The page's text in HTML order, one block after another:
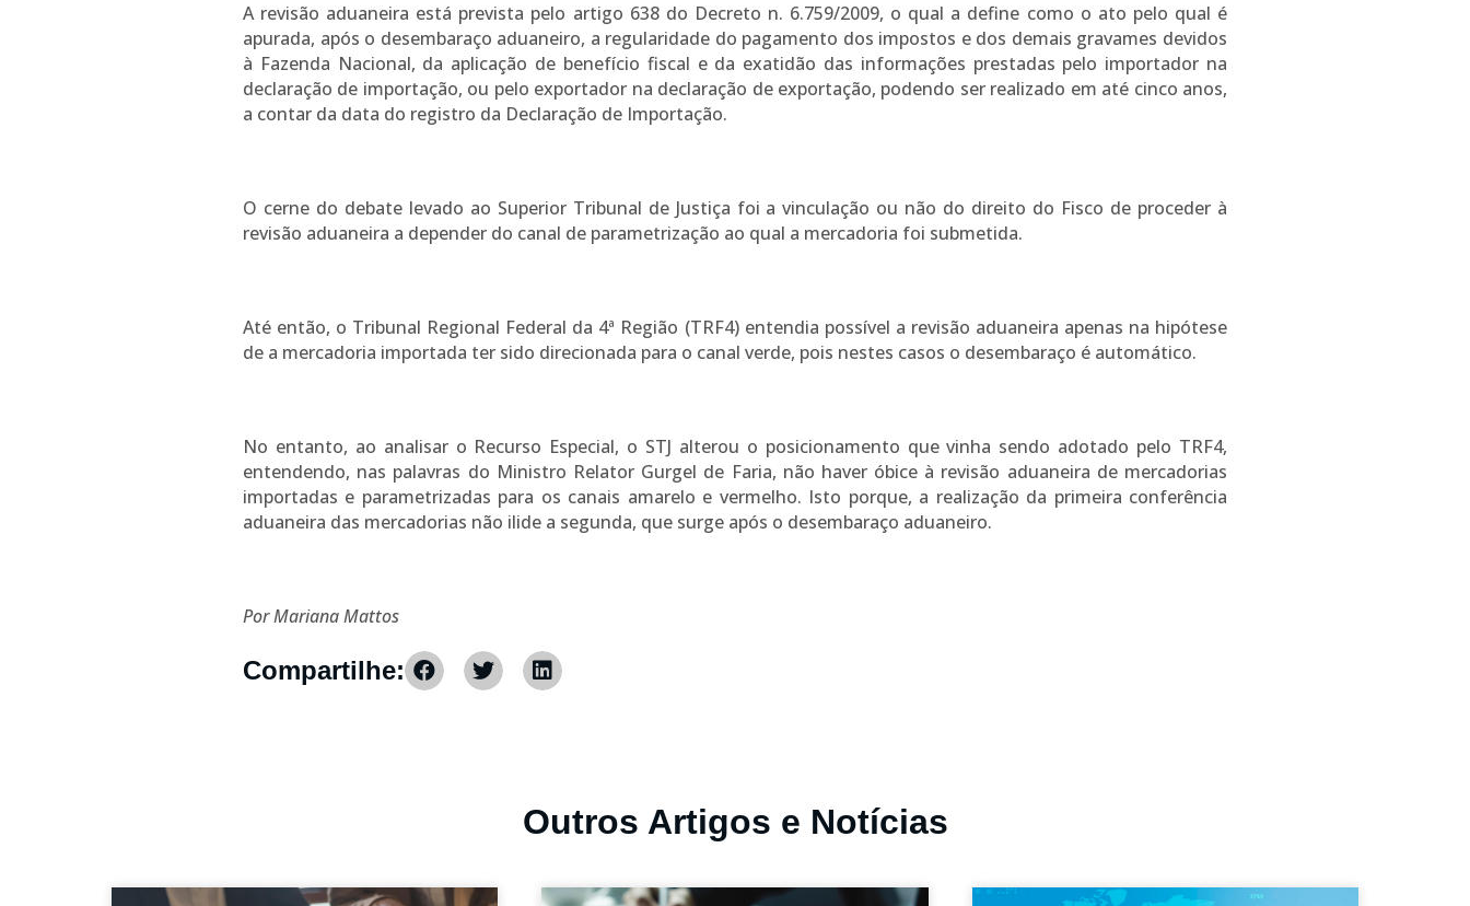
A revisão aduaneira está prevista pelo artigo 638 do Decreto n. 6.759/2009, o qual a define como o ato pelo qual é
apurada, após o desembaraço aduaneiro, a regularidade do pagamento dos impostos e dos demais gravames devidos
à Fazenda Nacional, da aplicação de benefício fiscal e da exatidão das informações prestadas pelo importador na
declaração de importação, ou pelo exportador na declaração de exportação, podendo ser realizado em até cinco anos,
a contar da data do registro da Declaração de Importação.
O cerne do debate levado ao Superior Tribunal de Justiça foi a vinculação ou não do direito do Fisco de proceder à
revisão aduaneira a depender do canal de parametrização ao qual a mercadoria foi submetida.
Até então, o Tribunal Regional Federal da 4ª Região (TRF4) entendia possível a revisão aduaneira apenas na hipótese
de a mercadoria importada ter sido direcionada para o canal verde, pois nestes casos o desembaraço é automático.
No entanto, ao analisar o Recurso Especial, o STJ alterou o posicionamento que vinha sendo adotado pelo TRF4,
entendendo, nas palavras do Ministro Relator Gurgel de Faria, não haver óbice à revisão aduaneira de mercadorias
importadas e parametrizadas para os canais amarelo e vermelho. Isto porque, a realização da primeira conferência
aduaneira das mercadorias não ilide a segunda, que surge após o desembaraço aduaneiro.
Por Mariana Mattos
Compartilhe:
Outros Artigos e Notícias